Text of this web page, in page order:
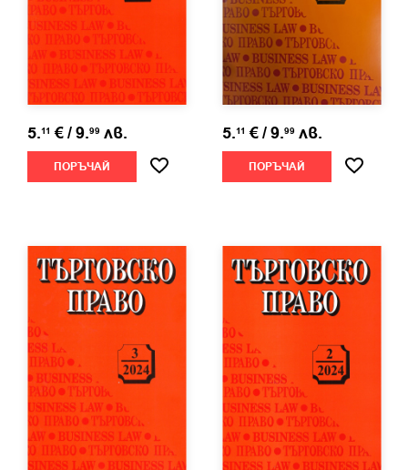
5.11 €/9.99 лв.
ПОРЪЧАЙ
5.11 €/9.99 лв.
ПОРЪЧАЙ